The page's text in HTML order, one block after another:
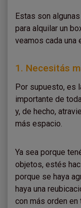
Estas son
para alquilar un
veamos cada una
1. Necesitás
Por supuesto, es
importante de
y, de hecho,
más espacio.
Ya sea porque
objetos, estés
porque se haya
haya una
con más orden en